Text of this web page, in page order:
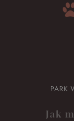
PARK
Jak